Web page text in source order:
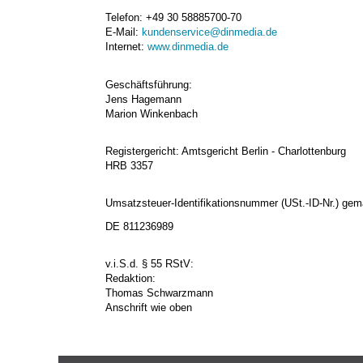
Telefon: +49 30 58885700-70
E-Mail: kundenservice@dinmedia.de
Internet: www.dinmedia.de
Geschäftsführung:
Jens Hagemann
Marion Winkenbach
Registergericht: Amtsgericht Berlin - Charlottenburg
HRB 3357
Umsatzsteuer-Identifikationsnummer (USt.-ID-Nr.)
DE 811236989
v.i.S.d. § 55 RStV:
Redaktion:
Thomas Schwarzmann
Anschrift wie oben